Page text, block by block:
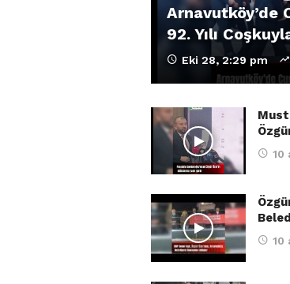
Arnavutköy’de
92. Yılı
Eki 28, 2:29 pm
10
10